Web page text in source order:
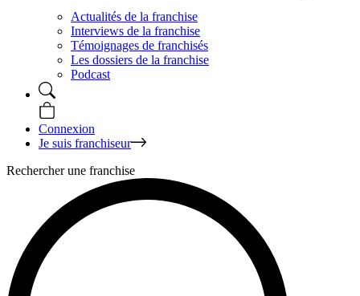
Actualités de la franchise
Interviews de la franchise
Témoignages de franchisés
Les dossiers de la franchise
Podcast
Connexion
Je suis franchiseur
Rechercher une franchise